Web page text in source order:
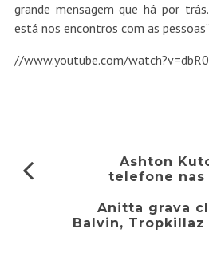
grande mensagem que há por
está nos encontros com as
//www.youtube.com/
Ashton
telefone nas
Anitta grava
Balvin, Tropkillaz